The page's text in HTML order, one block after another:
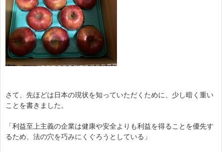
さて、先ほどは日本の現状を知っていただくために、少し暗く重い
ことを書きました。
「利益至上主義の企業は健康や安全よりも利益を得ることを優先す
るため、法の穴を巧みにくぐろうとしている」